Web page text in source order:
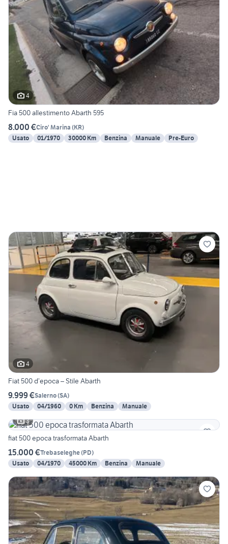
4
Fia 500 allestimento Abarth 595
8.000 €Ciro' Marina (KR)
Usato
01/1970 30000 Km Benzina Manuale Pre-Euro
4
Fiat 500 d’epoca – Stile Abarth
9.999 €Salerno(SA)
Usato
04/1960 0 Km Benzina
Manuale
3
fiat 500 epoca trasformata Abarth
15.000 €Trebaseleghe(PD)
Usato
04/1970 45000 Km Benzina Manuale